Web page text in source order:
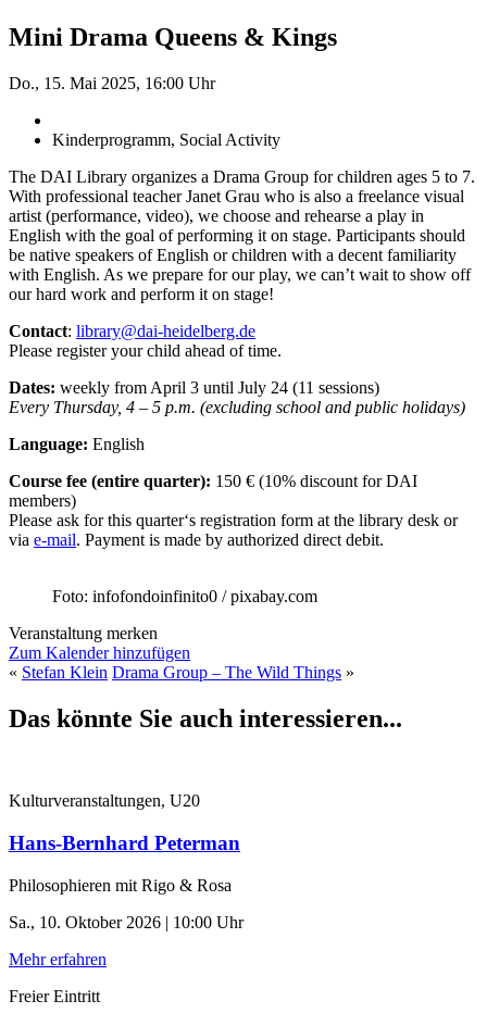
Mini Drama Queens & Kings
Do., 15. Mai 2025, 16:00 Uhr
Kinderprogramm, Social Activity
The DAI Library organizes a Drama Group for children ages 5 to 7.
With professional teacher Janet Grau who is also a freelance visual
artist (performance, video), we choose and rehearse a play in
English with the goal of performing it on stage. Participants should
be native speakers of English or children with a decent familiarity
with English. As we prepare for our play, we can’t wait to show off
our hard work and perform it on stage!
Contact: library@dai-heidelberg.de
Please register your child ahead of time.
Dates: weekly from April 3 until July 24 (11 sessions)
Every Thursday, 4 – 5 p.m. (excluding school and public holidays)
Language: English
Course fee (entire quarter): 150 € (10% discount for DAI
members)
Please ask for this quarter‘s registration form at the library desk or
via e-mail. Payment is made by authorized direct debit.
Foto: infofondoinfinito0 / pixabay.com
Veranstaltung merken
Zum Kalender hinzufügen
« Stefan Klein Drama Group – The Wild Things »
Das könnte Sie auch interessieren...
Kulturveranstaltungen, U20
Hans-Bernhard Peterman
Philosophieren mit Rigo & Rosa
Sa., 10. Oktober 2026 | 10:00 Uhr
Mehr erfahren
Freier Eintritt